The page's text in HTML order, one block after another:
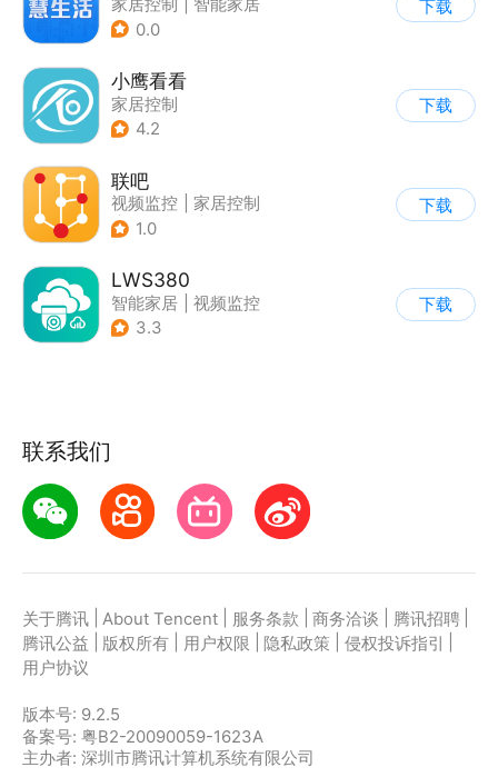
家居控制
智能家居
0.0
下载
小鹰看看
家居控制
4.2
下载
联吧
视频监控
家居控制
| 智能家居
1.0
下载
LWS380
智能家居
视频监控
3.3
下载
联系我们
关于腾讯 About Tencent 服务条款 商务洽谈 腾讯招聘
腾讯公益
版权所有 用户权限 隐私政策 侵权投诉指引
用户协议
版本号: 9.2.5
备案号: 粤B2-20090059-1623A
主办者: 深圳市腾讯计算机系统有限公司